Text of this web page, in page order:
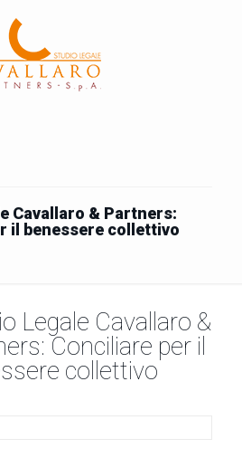
Cavallaro & Partners:
il benessere collettivo
Legale Cavallaro &
Conciliare per il
collettivo